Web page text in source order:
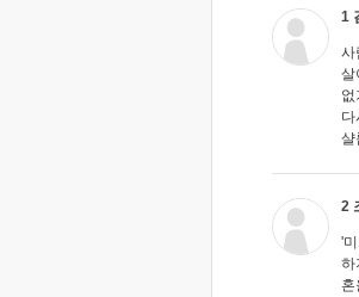
1
사
살
없
다
샬
2
'
하
혼